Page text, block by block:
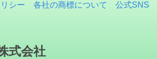
シー 各社の商標について 公式SNS
式会社